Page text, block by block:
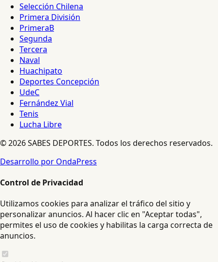
Selección Chilena
Primera División
PrimeraB
Segunda
Tercera
Naval
Huachipato
Deportes Concepción
UdeC
Fernández Vial
Tenis
Lucha Libre
© 2026 SABES DEPORTES. Todos los derechos reservados.
Desarrollo por OndaPress
Control de Privacidad
Utilizamos cookies para analizar el tráfico del sitio y
personalizar anuncios. Al hacer clic en "Aceptar todas",
permites el uso de cookies y habilitas la carga correcta de
anuncios.